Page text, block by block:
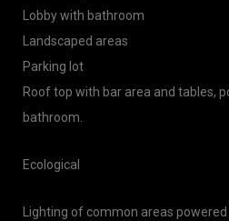
Lobby with bathroom
Landscaped areas
Parking lot
Roof top with bar area and tables,
bathroom.
Ecological
Lighting of common areas